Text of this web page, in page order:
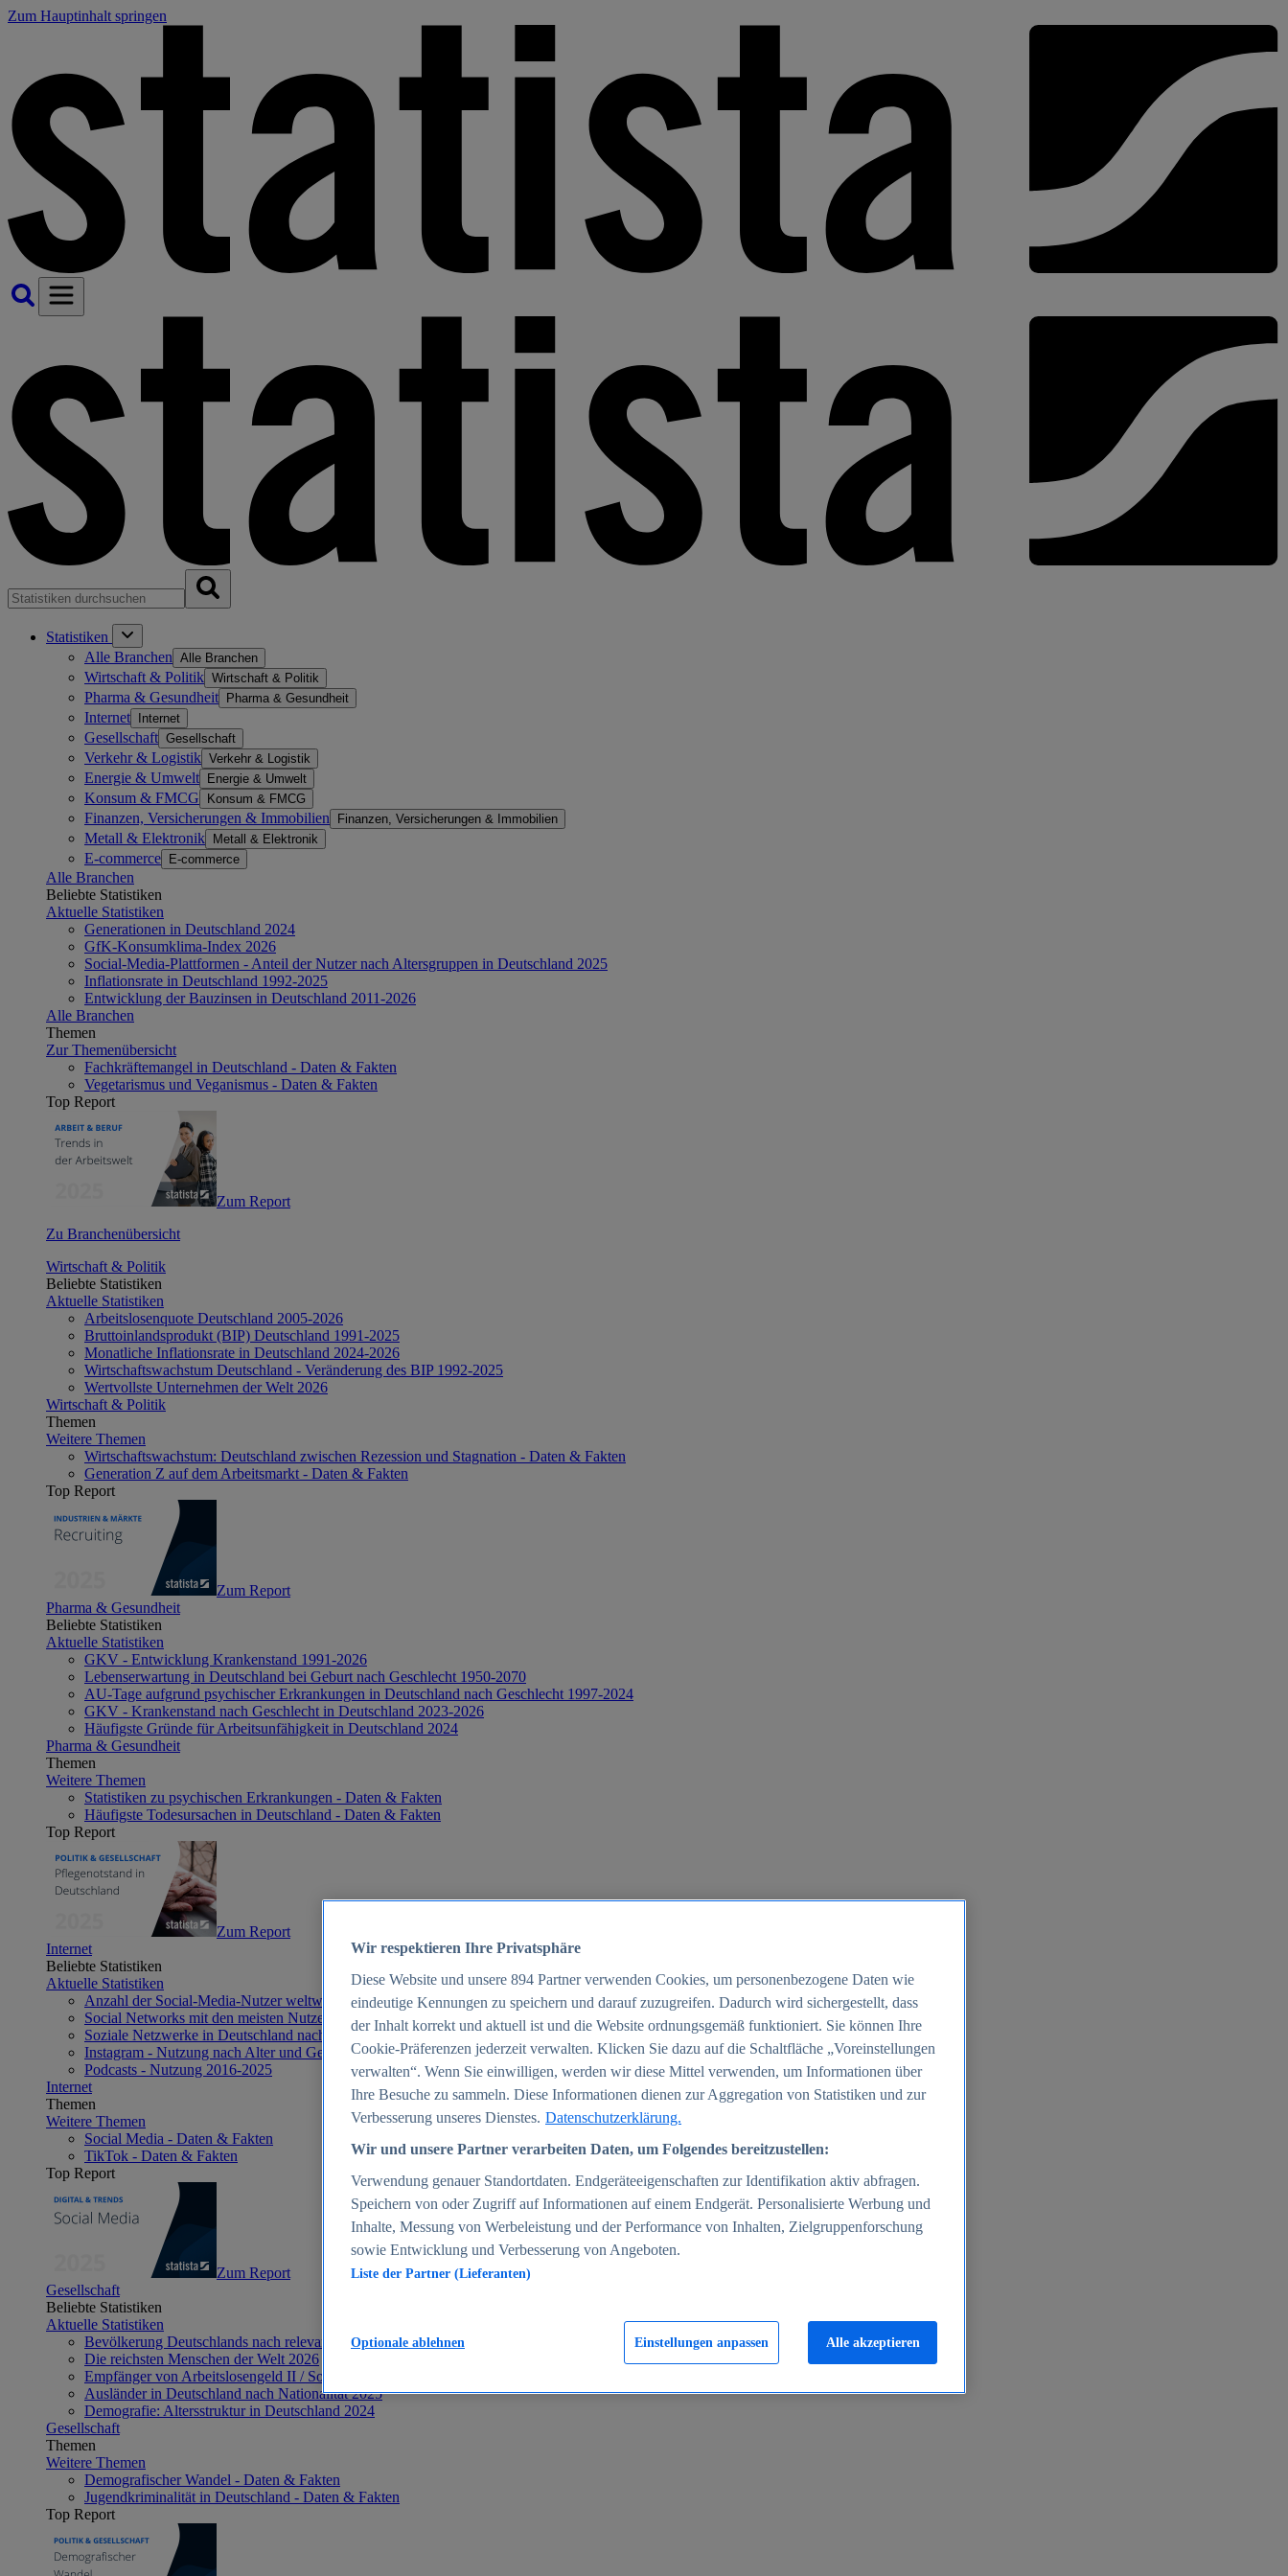
Zum Hauptinhalt springen
Statistiken
Alle Branchen Alle Branchen
Wirtschaft & Politik Wirtschaft & Politik
Pharma & Gesundheit Pharma & Gesundheit
Internet Internet
Gesellschaft Gesellschaft
Verkehr & Logistik Verkehr & Logistik
Energie & Umwelt Energie & Umwelt
Konsum & FMCG Konsum & FMCG
Finanzen, Versicherungen & Immobilien Finanzen, Versicherungen & Immobilien
Metall & Elektronik Metall & Elektronik
E-commerce E-commerce
Alle Branchen
Beliebte Statistiken
Aktuelle Statistiken
Generationen in Deutschland 2024
GfK-Konsumklima-Index 2026
Social-Media-Plattformen - Anteil der Nutzer nach Altersgruppen in Deutschland 2025
Inflationsrate in Deutschland 1992-2025
Entwicklung der Bauzinsen in Deutschland 2011-2026
Alle Branchen
Themen
Zur Themenübersicht
Fachkräftemangel in Deutschland - Daten & Fakten
Vegetarismus und Veganismus - Daten & Fakten
Top Report
Zum Report
Zu Branchenübersicht
Wirtschaft & Politik
Beliebte Statistiken
Aktuelle Statistiken
Arbeitslosenquote Deutschland 2005-2026
Bruttoinlandsprodukt (BIP) Deutschland 1991-2025
Monatliche Inflationsrate in Deutschland 2024-2026
Wirtschaftswachstum Deutschland - Veränderung des BIP 1992-2025
Wertvollste Unternehmen der Welt 2026
Wirtschaft & Politik
Themen
Weitere Themen
Wirtschaftswachstum: Deutschland zwischen Rezession und Stagnation - Daten & Fakten
Generation Z auf dem Arbeitsmarkt - Daten & Fakten
Top Report
Zum Report
Pharma & Gesundheit
Beliebte Statistiken
Aktuelle Statistiken
GKV - Entwicklung Krankenstand 1991-2026
Lebenserwartung in Deutschland bei Geburt nach Geschlecht 1950-2070
AU-Tage aufgrund psychischer Erkrankungen in Deutschland nach Geschlecht 1997-2024
GKV - Krankenstand nach Geschlecht in Deutschland 2023-2026
Häufigste Gründe für Arbeitsunfähigkeit in Deutschland 2024
Pharma & Gesundheit
Themen
Weitere Themen
Statistiken zu psychischen Erkrankungen - Daten & Fakten
Häufigste Todesursachen in Deutschland - Daten & Fakten
Top Report
Zum Report
Internet
Beliebte Statistiken
Aktuelle Statistiken
Anzahl der Social-Media-Nutzer weltweit 2012-2025
Social Networks mit den meisten Nutzern weltweit 2025
Soziale Netzwerke in Deutschland nach Generationen 2025
Instagram - Nutzung nach Alter und Geschlecht in Deutschland 2025
Podcasts - Nutzung 2016-2025
Internet
Themen
Weitere Themen
Social Media - Daten & Fakten
TikTok - Daten & Fakten
Top Report
Zum Report
Gesellschaft
Beliebte Statistiken
Aktuelle Statistiken
Bevölkerung Deutschlands nach relevanten Altersgruppen 2024
Die reichsten Menschen der Welt 2026
Empfänger von Arbeitslosengeld II / Sozialgeld / Bürgergeld in Deutschland 2005-2025
Ausländer in Deutschland nach Nationalität 2025
Demografie: Altersstruktur in Deutschland 2024
Gesellschaft
Themen
Weitere Themen
Demografischer Wandel - Daten & Fakten
Jugendkriminalität in Deutschland - Daten & Fakten
Top Report
Wir respektieren Ihre Privatsphäre
Diese Website und unsere 894 Partner verwenden Cookies, um personenbezogene Daten wie
eindeutige Kennungen zu speichern und darauf zuzugreifen. Dadurch wird sichergestellt, dass
der Inhalt korrekt und aktuell ist und die Website ordnungsgemäß funktioniert. Sie können Ihre
Cookie-Präferenzen jederzeit verwalten. Klicken Sie dazu auf die Schaltfläche „Voreinstellungen
verwalten“. Wenn Sie einwilligen, werden wir diese Mittel verwenden, um Informationen über
Ihre Besuche zu sammeln. Diese Informationen dienen zur Aggregation von Statistiken und zur
Verbesserung unseres Dienstes. Datenschutzerklärung.
Wir und unsere Partner verarbeiten Daten, um Folgendes bereitzustellen:
Verwendung genauer Standortdaten. Endgeräteeigenschaften zur Identifikation aktiv abfragen.
Speichern von oder Zugriff auf Informationen auf einem Endgerät. Personalisierte Werbung und
Inhalte, Messung von Werbeleistung und der Performance von Inhalten, Zielgruppenforschung
sowie Entwicklung und Verbesserung von Angeboten.
Liste der Partner (Lieferanten)
Einstellungen anpassen
Optionale ablehnen Alle akzeptieren